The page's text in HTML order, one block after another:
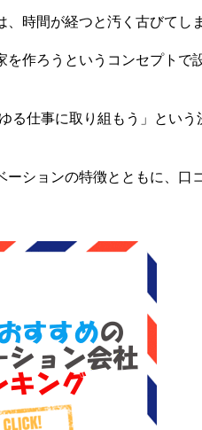
時間が経つと汚く古びてし
作ろうというコンセプトで
る仕事に取り組もう」という
ションの特徴とともに、口